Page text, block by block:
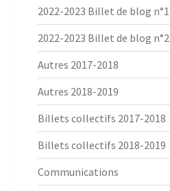
2022-2023 Billet de blog n°1
2022-2023 Billet de blog n°2
Autres 2017-2018
Autres 2018-2019
Billets collectifs 2017-2018
Billets collectifs 2018-2019
Communications